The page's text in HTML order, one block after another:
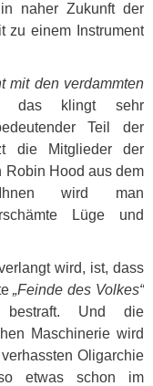
naher Zukunft der
zu einem Instrument
mit den verdammten
das klingt sehr
Teil der
die Mitglieder der
Robin Hood aus dem
wird man
Lüge und
wird, ist, dass
„Feinde des Volkes“
bestraft. Und die
Maschinerie wird
Oligarchie
etwas schon im